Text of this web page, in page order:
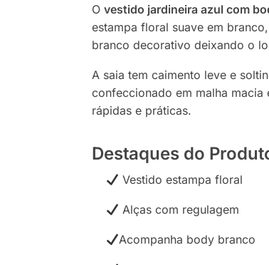
O vestido jardineira azul com
estampa floral suave em
branco decorativo deixando o
A saia tem caimento leve e
confeccionado em malha
rápidas e práticas.
Destaques do
Vestido estampa floral
Alças com regulagem
Acompanha body branco